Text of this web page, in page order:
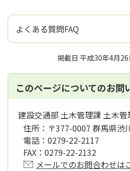
よくある質問FAQ
掲載日 平成30年4月26
このページについてのお問
建設交通部 土木管理課 土木管
住所： 〒377-0007 群馬県渋
電話： 0279-22-2117
FAX： 0279-22-2132
メールでのお問合わせは